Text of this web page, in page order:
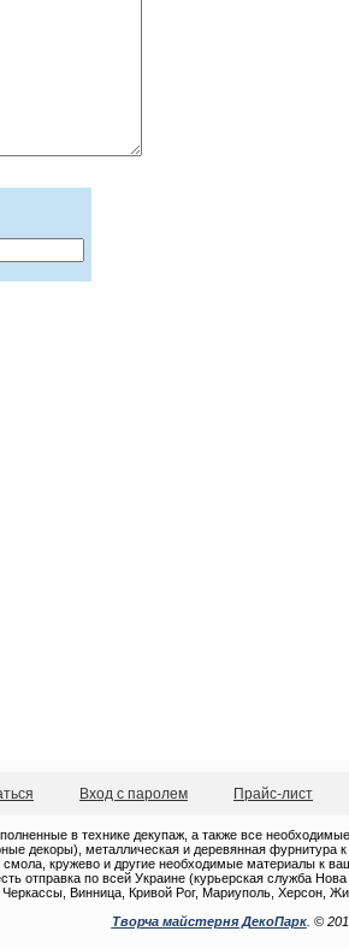
Вход с паролем Прайс-лист
в технике декупаж, а также все
декоры), металлическая и деревянная
смола, кружево и другие необходимые материалы к
отправка по всей Украине (курьерская служба
Винница, Кривой Рог, Мариуполь, Херсон,
Творча майстерня ДекоПарк. ©